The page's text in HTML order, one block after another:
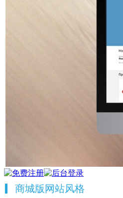
商城版网站风格